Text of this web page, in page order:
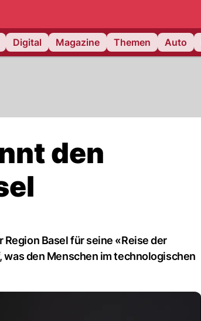
Digital Magazine Themen Auto
den
Basel für seine «Reise der
den Menschen im technologischen